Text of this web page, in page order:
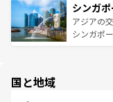
参照してほ
激する。
が待って
た文化、
み、どこ
ており、
うな絶景
シンガ
アジアの
シンガポ
国と地域